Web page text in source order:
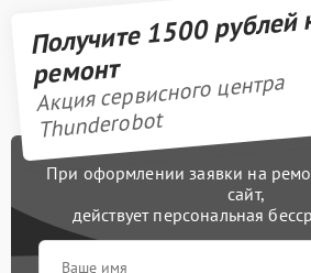
Получите 1500 рублей
ремонт
Акция сервисного центра
Thunderobot
При оформлении заявки на
сайт,
действует персональная